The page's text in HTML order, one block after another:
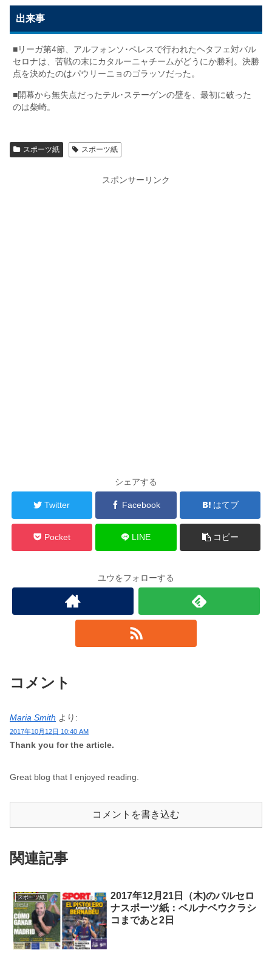
出来事
■リーガ第4節、アルフォンソ･ペレスで行われたヘタフェ対バル
セロナは、苦戦の末にカタルーニャチームがどうにか勝利。決勝
点を決めたのはパウリーニョのゴラッソだった。
■開幕から無失点だったテル･ステーゲンの壁を、最初に破った
のは柴崎。
スポーツ紙 スポーツ紙
スポンサーリンク
シェアする
Twitter Facebook はてブ
Pocket LINE コピー
ユウをフォローする
コメント
Maria Smith より:
2017年10月12日 10:40 AM
Thank you for the article.
Great blog that I enjoyed reading.
コメントを書き込む
関連記事
スポーツ紙
2017年12月21日（木)のバルセロ
ナスポーツ紙：ベルナベウクラシ
コまであと2日